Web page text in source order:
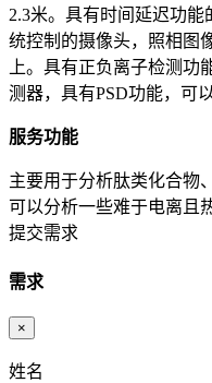
2.3米。具有时间延迟功
统控制的摄像头，照相图
上。具有正负离子检测功
测器，具有PSD功能，可
服务功能
主要用于分析肽类化合物
可以分析一些难于电离且
提交需求
需求
×
姓名